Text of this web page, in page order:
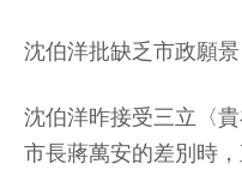
沈伯洋批缺乏市政願景
沈伯洋昨接受三立〈
市長蔣萬安的差別時